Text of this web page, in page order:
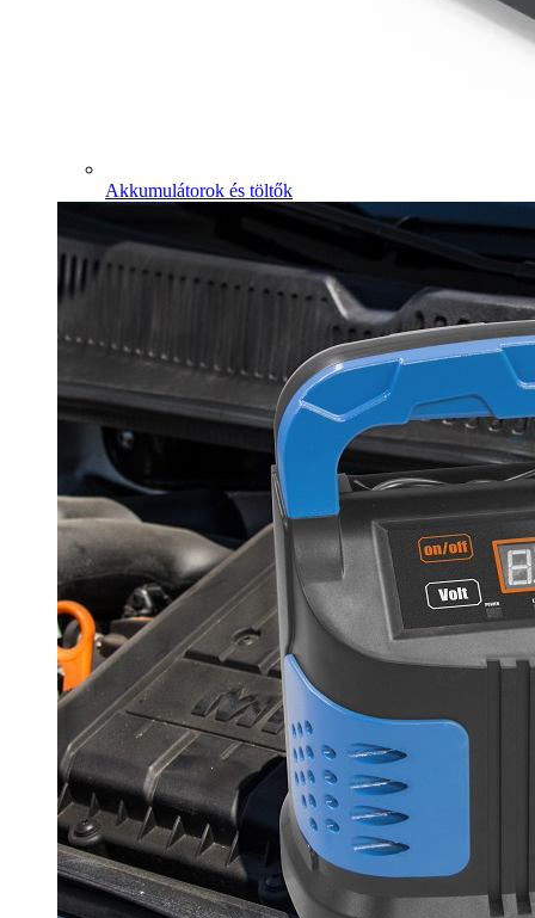
Akkumulátorok és töltők